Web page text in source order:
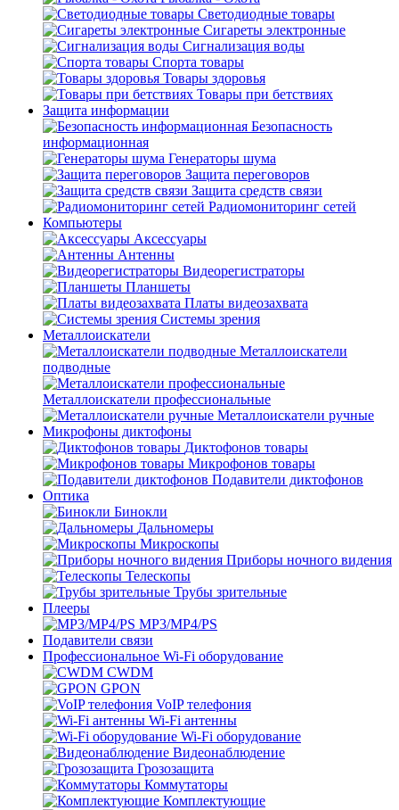
Светодиодные товары
Сигареты электронные
Сигнализация воды
Спорта товары
Товары здоровья
Товары при бетствиях
Защита информации
Безопасность
информационная
Генераторы шума
Защита переговоров
Защита средств связи
Радиомониторинг сетей
Компьютеры
Аксессуары
Антенны
Видеорегистраторы
Планшеты
Платы видеозахвата
Системы зрения
Металлоискатели
Металлоискатели
подводные
Металлоискатели профессиональные
Металлоискатели ручные
Микрофоны диктофоны
Диктофонов товары
Микрофонов товары
Подавители диктофонов
Оптика
Бинокли
Дальномеры
Микроскопы
Приборы ночного видения
Телескопы
Трубы зрительные
Плееры
MP3/MP4/PS
Подавители связи
Профессиональное Wi-Fi оборудование
CWDM
GPON
VoIP телефония
Wi-Fi антенны
Wi-Fi оборудование
Видеонаблюдение
Грозозащита
Коммутаторы
Комплектующие